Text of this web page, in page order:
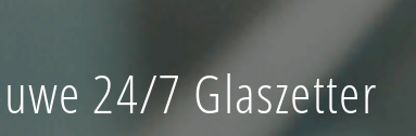
24/7 Glaszetter